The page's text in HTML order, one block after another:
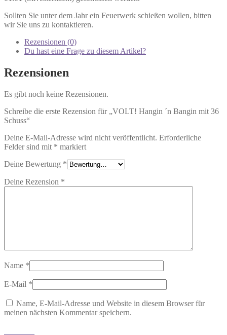
Sollten Sie unter dem Jahr ein Feuerwerk schießen wollen, bitten
wir Sie uns zu kontaktieren.
Rezensionen (0)
Du hast eine Frage zu diesem Artikel?
Rezensionen
Es gibt noch keine Rezensionen.
Schreibe die erste Rezension für „VOLT! Hangin ´n Bangin mit 36
Schuss“
Deine E-Mail-Adresse wird nicht veröffentlicht. Erforderliche
Felder sind mit * markiert
Deine Bewertung *
Deine Rezension *
Name *
E-Mail *
Name, E-Mail-Adresse und Website in diesem Browser für
meinen nächsten Kommentar speichern.